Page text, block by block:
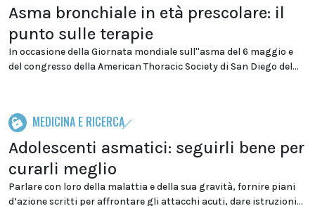
Asma bronchiale in età prescolare: il
punto sulle terapie
In occasione della Giornata mondiale sull''asma del 6 maggio e
del congresso della American Thoracic Society di San Diego del...
MEDICINA E RICERCA
Adolescenti asmatici: seguirli bene per
curarli meglio
Parlare con loro della malattia e della sua gravità, fornire piani
d’azione scritti per affrontare gli attacchi acuti, dare istruzioni...